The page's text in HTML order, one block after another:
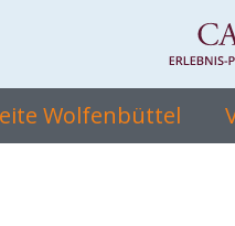
Wolfenbüttel